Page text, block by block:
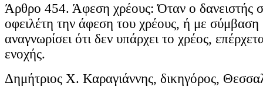
Άρθρο 454. Άφεση χρέους: Όταν ο δανειστής
οφειλέτη την άφεση του χρέους, ή με σύμβαση
αναγνωρίσει ότι δεν υπάρχει το χρέος,
ενοχής.
Δημήτριος Χ. Καραγιάννης, δικηγόρος,